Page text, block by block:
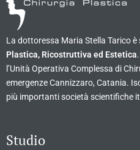
La dottoressa Maria Stella Tarico è
Plastica, Ricostruttiva ed Estetica
l’Unità Operativa Complessa di
emergenze Cannizzaro, Catania.
più importanti società scientifiche
Studio